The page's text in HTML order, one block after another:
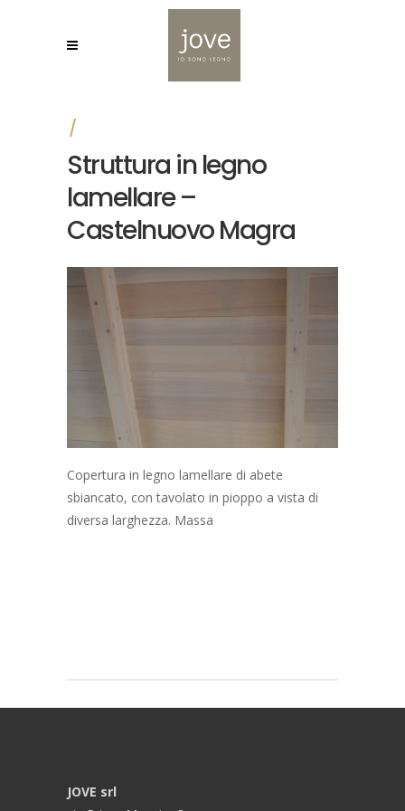
Struttura in legno
lamellare –
Castelnuovo Magra
Copertura in legno lamellare di abete
sbiancato, con tavolato in pioppo a vista di
diversa larghezza. Massa
JOVE srl